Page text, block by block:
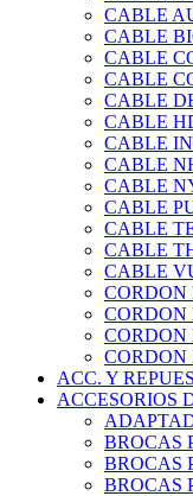
CABLE
CABLE
CABLE
CABLE
CABLE
CABLE
CABLE
CABLE
CABLE
CABLE
CABLE
CABLE
CABLE
CORDON
CORDON
CORDON
ACC. Y
ACCESORIOS
BROCAS
BROCAS
BROCAS